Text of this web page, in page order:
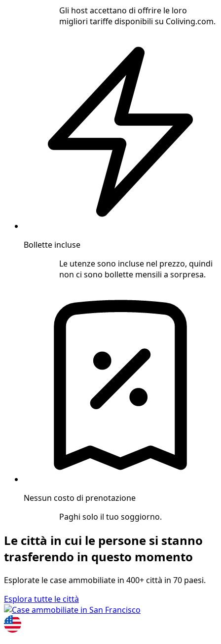
Gli host accettano di offrire le loro
migliori tariffe disponibili su Coliving.com.
Bollette incluse
Le utenze sono incluse nel prezzo, quindi
non ci sono bollette mensili a sorpresa.
Nessun costo di prenotazione
Paghi solo il tuo soggiorno.
Le città in cui le persone si stanno
trasferendo in questo momento
Esplorate le case ammobiliate in 400+ città in 70 paesi.
Esplora tutte le città